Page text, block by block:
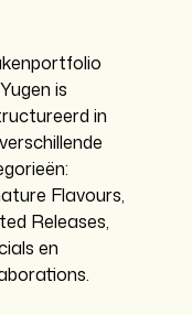
is
in
Flavours,
Releases,
en